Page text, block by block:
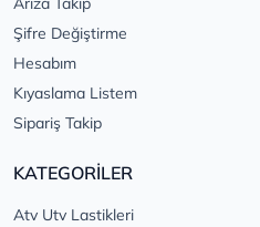
Şifre Değiştirme
Hesabım
Kıyaslama Listem
Sipariş Takip
KATEGORİLER
Atv Utv Lastikleri